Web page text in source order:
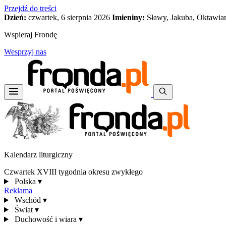
Przejdź do treści
Dzień: czwartek, 6 sierpnia 2026 Imieniny: Sławy, Jakuba,
Wspieraj Frondę
Wesprzyj nas
Kalendarz liturgiczny
Czwartek XVIII tygodnia okresu zwykłego
Polska ▾
Reklama
Wschód ▾
Świat ▾
Duchowość i wiara ▾